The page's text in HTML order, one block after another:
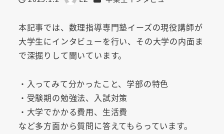
投稿日
著
本記事では、数理指導専門塾イーズの現役講師が
大学生にインタビューを行い、その大学の内面ま
で深掘りして聞いています。
・入ってみて分かったこと、学部の特色
・受験期の勉強法、入試対策
・大学でかかる費用、生活費
など多方面から質問に答えてもらっています。